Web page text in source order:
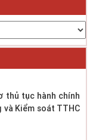
2/9/2023
phương tiện giao
2022
thủ tục hành chính
Kiểm soát TTHC